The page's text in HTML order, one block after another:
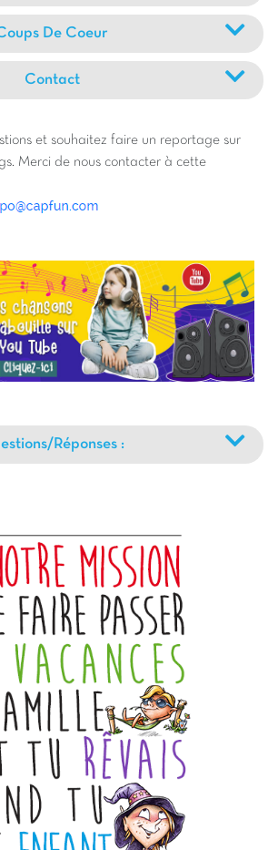
De Coeur
Contact
et souhaitez faire un reportage sur
Merci de nous contacter à cette
Réponses :